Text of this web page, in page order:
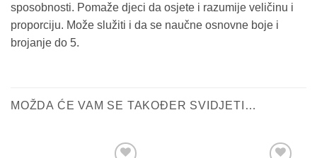
sposobnosti. Pomaže djeci da osjete i razumije veličinu i
proporciju. Može služiti i da se naučne osnovne boje i
brojanje do 5.
MOŽDA ĆE VAM SE TAKOĐER SVIDJETI…